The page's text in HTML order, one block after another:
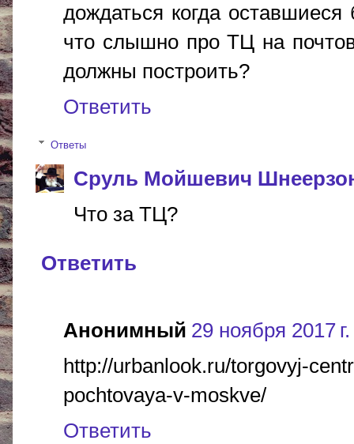
дождаться когда
что слышно про ТЦ на
должны построить?
Ответить
Ответы
Сруль Мойшевич
Что за ТЦ?
Ответить
Анонимный 29 ноября 2017
http://urbanlook.ru/torgovyj-
pochtovaya-v-moskve/
Ответить